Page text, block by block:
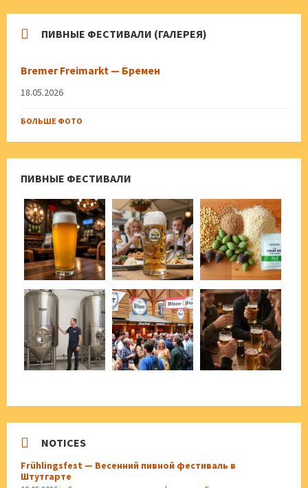
ПИВНЫЕ ФЕСТИВАЛИ (ГАЛЕРЕЯ)
Bremer Freimarkt — Бремен
18.05.2026
БОЛЬШЕ ФОТО
ПИВНЫЕ ФЕСТИВАЛИ
NOTICES
Frühlingsfest — Весенний пивной фестиваль в
Штутгарте